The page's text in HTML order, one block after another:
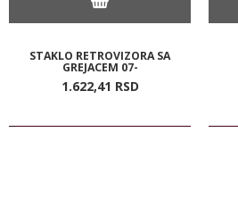
STAKLO RETROVIZORA SA
GREJACEM 07-
1.622,41 RSD